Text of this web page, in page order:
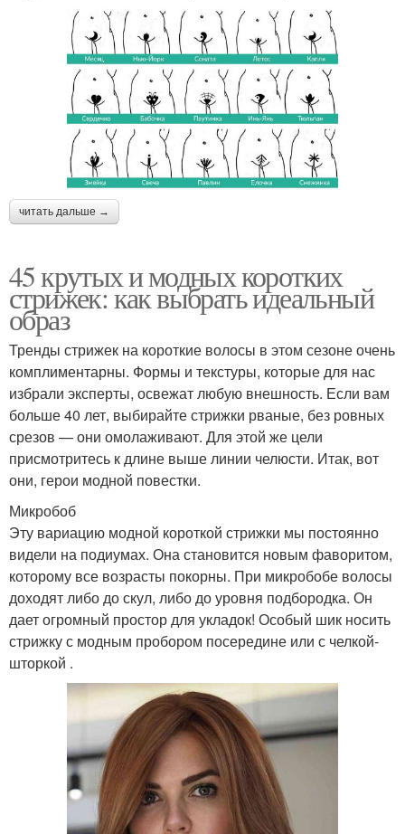
читать дальше →
45 крутых и модных коротких
стрижек: как выбрать идеальный
образ
Тренды стрижек на короткие волосы в этом сезоне очень
комплиментарны. Формы и текстуры, которые для нас
избрали эксперты, освежат любую внешность. Если вам
больше 40 лет, выбирайте стрижки рваные, без ровных
срезов — они омолаживают. Для этой же цели
присмотритесь к длине выше линии челюсти. Итак, вот
они, герои модной повестки.
Микробоб
Эту вариацию модной короткой стрижки мы постоянно
видели на подиумах. Она становится новым фаворитом,
которому все возрасты покорны. При микробобе волосы
доходят либо до скул, либо до уровня подбородка. Он
дает огромный простор для укладок! Особый шик носить
стрижку с модным пробором посередине или с челкой-
шторкой .